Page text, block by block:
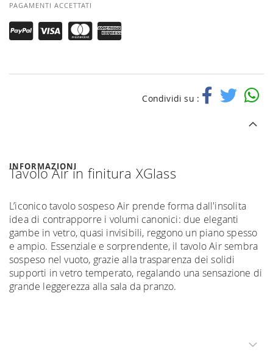
PAGAMENTI ACCETTATI
Condividi su :
INFORMAZIONI
Tavolo Air in finitura XGlass
L’iconico tavolo sospeso Air prende forma dall'insolita
idea di contrapporre i volumi canonici: due eleganti
gambe in vetro, quasi invisibili, reggono un piano spesso
e ampio. Essenziale e sorprendente, il tavolo Air sembra
sospeso nel vuoto, grazie alla trasparenza dei solidi
supporti in vetro temperato, regalando una sensazione di
grande leggerezza alla sala da pranzo.